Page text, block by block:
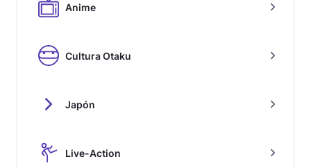
Anime
Cultura Otaku
Japón
Live-Action